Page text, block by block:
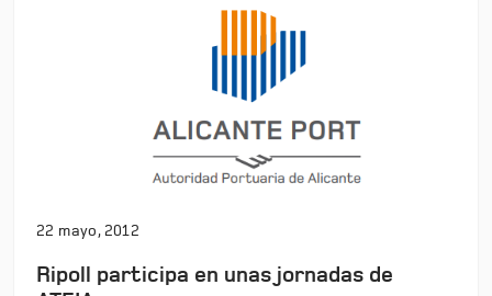
22 mayo, 2012
Ripoll participa en unas jornadas de